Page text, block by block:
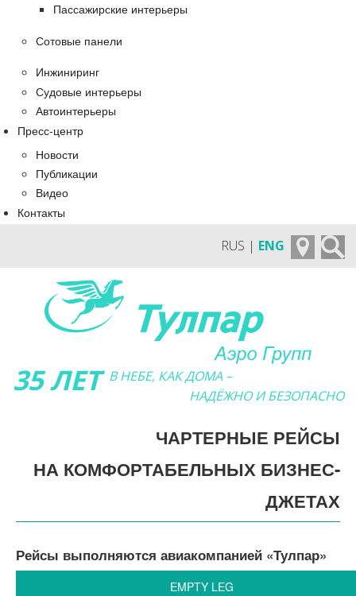
Пассажирские интерьеры
Сотовые панели
Инжиниринг
Судовые интерьеры
Автоинтерьеры
Пресс-центр
Новости
Публикации
Видео
Контакты
RUS | ENG
35 ЛЕТ В НЕБЕ, КАК ДОМА –
НАДЁЖНО И БЕЗОПАСНО
ЧАРТЕРНЫЕ РЕЙСЫ
НА КОМФОРТАБЕЛЬНЫХ БИЗНЕС-
ДЖЕТАХ
Рейсы выполняются авиакомпанией «Тулпар»
EMPTY LEG